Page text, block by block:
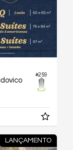
#259
LANÇAMENTO